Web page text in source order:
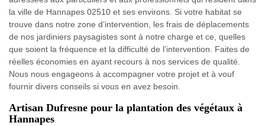
la ville de Hannapes 02510 et ses environs. Si votre habitat se
trouve dans notre zone d’intervention, les frais de déplacements
de nos jardiniers paysagistes sont à notre charge et ce, quelles
que soient la fréquence et la difficulté de l’intervention. Faites de
réelles économies en ayant recours à nos services de qualité.
Nous nous engageons à accompagner votre projet et à vouf
fournir divers conseils si vous en avez besoin.
Artisan Dufresne pour la plantation des végétaux à
Hannapes